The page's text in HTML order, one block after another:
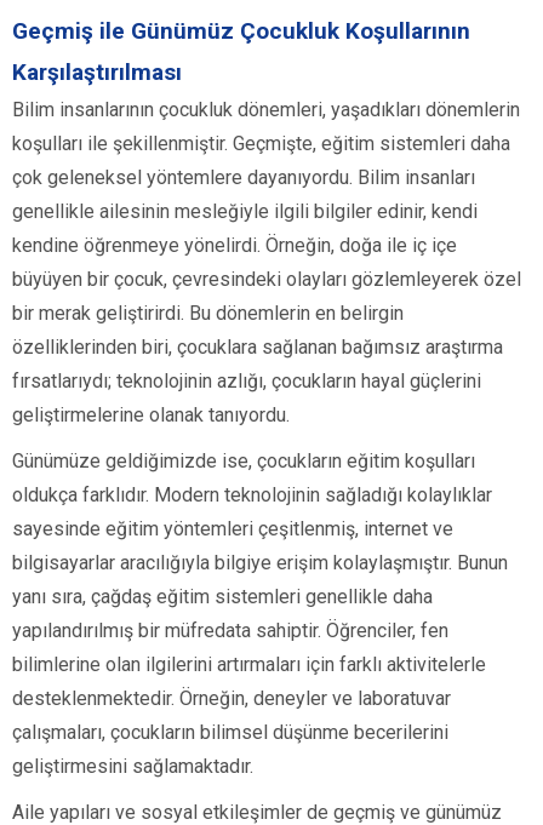
Geçmiş ile Günümüz Çocukluk Koşullarının
Karşılaştırılması
Bilim insanlarının çocukluk dönemleri, yaşadıkları dönemlerin
koşulları ile şekillenmiştir. Geçmişte, eğitim sistemleri daha
çok geleneksel yöntemlere dayanıyordu. Bilim insanları
genellikle ailesinin mesleğiyle ilgili bilgiler edinir, kendi
kendine öğrenmeye yönelirdi. Örneğin, doğa ile iç içe
büyüyen bir çocuk, çevresindeki olayları gözlemleyerek özel
bir merak geliştirirdi. Bu dönemlerin en belirgin
özelliklerinden biri, çocuklara sağlanan bağımsız araştırma
fırsatlarıydı; teknolojinin azlığı, çocukların hayal güçlerini
geliştirmelerine olanak tanıyordu.
Günümüze geldiğimizde ise, çocukların eğitim koşulları
oldukça farklıdır. Modern teknolojinin sağladığı kolaylıklar
sayesinde eğitim yöntemleri çeşitlenmiş, internet ve
bilgisayarlar aracılığıyla bilgiye erişim kolaylaşmıştır. Bunun
yanı sıra, çağdaş eğitim sistemleri genellikle daha
yapılandırılmış bir müfredata sahiptir. Öğrenciler, fen
bilimlerine olan ilgilerini artırmaları için farklı aktivitelerle
desteklenmektedir. Örneğin, deneyler ve laboratuvar
çalışmaları, çocukların bilimsel düşünme becerilerini
geliştirmesini sağlamaktadır.
Aile yapıları ve sosyal etkileşimler de geçmiş ve günümüz